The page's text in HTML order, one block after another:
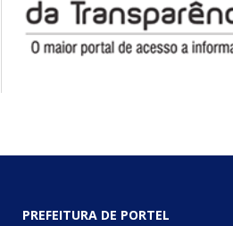
PREFEITURA DE PORTEL